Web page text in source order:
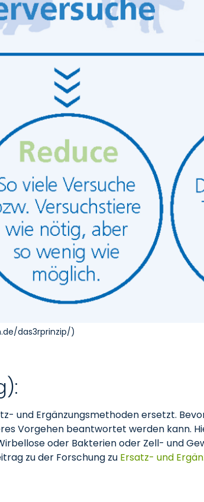
das3rprinzip/)
und Ergänzungsmethoden ersetzt.
Vorgehen beantwortet werden kann.
oder Bakterien oder Zell- und
zu der Forschung zu Ersatz- und